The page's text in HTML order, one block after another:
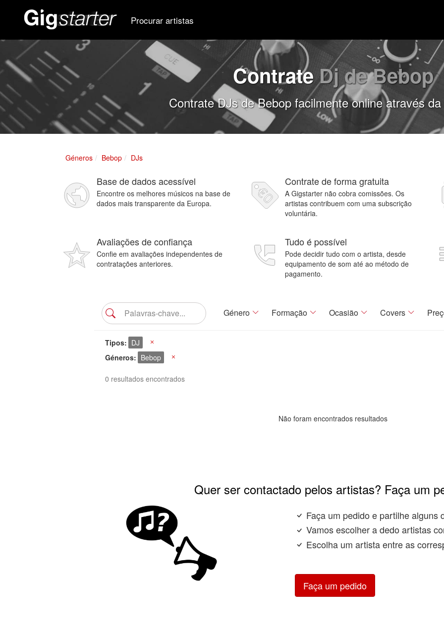
Procurar artistas
ContrateDj de Bebop
Contrate DJs de Bebop facilmente online através
Géneros Bebop DJs
Base de dados acessível
Encontre os melhores músicos na base de
dados mais transparente da Europa.
Contrate de forma gratuita
A Gigstarter não cobra comissões. Os
artistas contribuem com uma subscrição
voluntária.
Avaliações de confiança
Confie em avaliações independentes de
contratações anteriores.
Tudo é possível
Pode decidir tudo com o artista, desde
equipamento de som até ao método de
pagamento.
Género Formação Ocasião Covers
Tipos DJ
Géneros
Bebop
0 resultados encontrados
Não foram encontrados resultados
Quer ser contactado pelos artistas? Faça um
Faça um pedido e partilhe alguns
Vamos escolher a dedo artistas
Escolha um artista entre as
Faça um pedido